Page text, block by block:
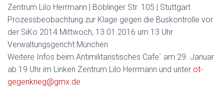
Zentrum Lilo Herrmann | Böblinger Str. 105 | Stuttgart
Prozessbeobachtung zur Klage gegen die Buskontrolle vor
der SiKo 2014 Mittwoch, 13.01.2016 um 13 Uhr
Verwaltungsgericht München
Weitere Infos beim Antimilitaristisches Cafe´ am 29. Januar
ab 19 Uhr im Linken Zentrum Lilo Herrmann und unter ot-
gegenkrieg@gmx.de